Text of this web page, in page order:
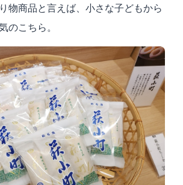
物商品と言えば、小さな子どもから
のこちら。